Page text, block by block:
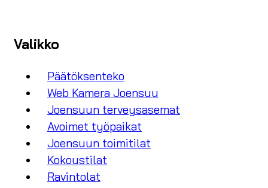
Valikko
Päätöksenteko
Web Kamera Joensuu
Joensuun terveysasemat
Avoimet työpaikat
Joensuun toimitilat
Kokoustilat
Ravintolat